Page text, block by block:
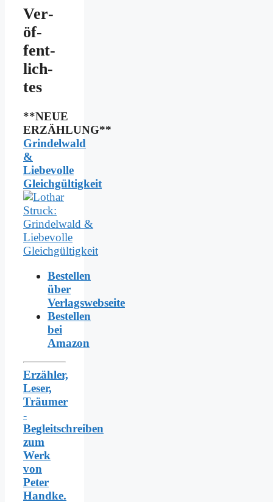
Ver­
öf­
fent­
lich­
tes
**NEUE
ERZÄHLUNG**
Grindelwald
&
Liebevolle
Gleichgültigkeit
Bestellen
über
Verlagswebseite
Bestellen
bei
Amazon
Erzähler,
Leser,
Träumer
-
Begleitschreiben
zum
Werk
von
Peter
Handke.